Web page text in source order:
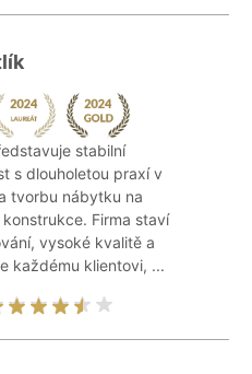
stabilní
s dlouholetou praxí v
tvorbu nábytku na
Firma staví
vysoké kvalitě a
každému klientovi, ...